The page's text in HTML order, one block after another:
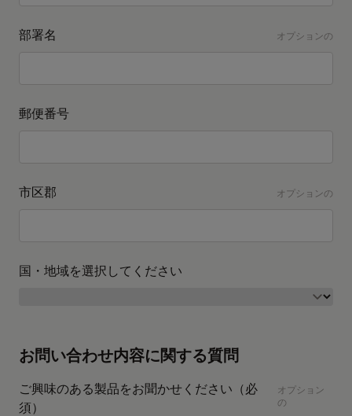
部署名 オプションの
郵便番号
市区郡 オプションの
国・地域を選択してください
お問い合わせ内容に関する質問
ご興味のある製品をお聞かせください（必
須）
オプション
の